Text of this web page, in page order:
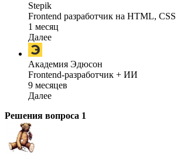
Stepik
Frontend разработчик на HTML,
1 месяц
Далее
Академия Эдюсон
Frontend-разработчик + ИИ
9 месяцев
Далее
Решения вопроса 1